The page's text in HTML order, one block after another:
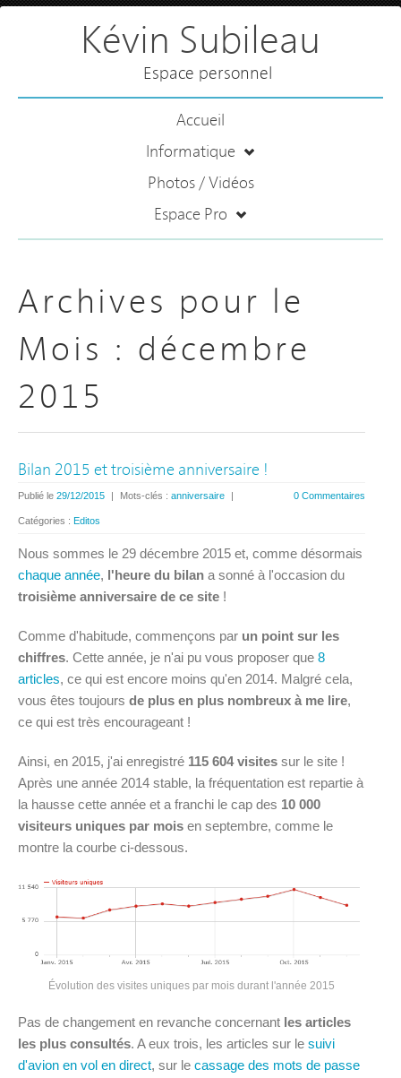
Kévin Subileau
Espace personnel
Accueil
Informatique
Photos / Vidéos
Espace Pro
Archives pour le
Mois : décembre
2015
Bilan 2015 et troisième anniversaire !
0 Commentaires
Publié le 29/12/2015 | Mots-clés : anniversaire |
Catégories : Editos
Nous sommes le 29 décembre 2015 et, comme désormais
chaque année, l'heure du bilan a sonné à l'occasion du
troisième anniversaire de ce site !
Comme d'habitude, commençons par un point sur les
chiffres. Cette année, je n'ai pu vous proposer que 8
articles, ce qui est encore moins qu'en 2014. Malgré cela,
vous êtes toujours de plus en plus nombreux à me lire,
ce qui est très encourageant !
Ainsi, en 2015, j'ai enregistré 115 604 visites sur le site !
Après une année 2014 stable, la fréquentation est repartie à
la hausse cette année et a franchi le cap des 10 000
visiteurs uniques par mois en septembre, comme le
montre la courbe ci-dessous.
Évolution des visites uniques par mois durant l'année 2015
Pas de changement en revanche concernant les articles
les plus consultés. A eux trois, les articles sur le suivi
d'avion en vol en direct, sur le cassage des mots de passe